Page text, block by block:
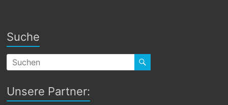
Suche
Unsere Partner: